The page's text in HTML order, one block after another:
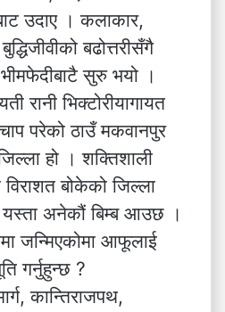
उदाए । कलाकार,
बढोत्तरीसँगै
भीमफेदीबाटै सुरु भयो ।
रानी भिक्टोरीयागायत
परेको ठाउँ मकवानपुर
हो । शक्तिशाली
बोकेको जिल्ला
यस्ता अनेकौं बिम्ब आउछ ।
जन्मिएकोमा आफूलाई
गर्नुहुन्छ ?
कान्तिराजपथ,